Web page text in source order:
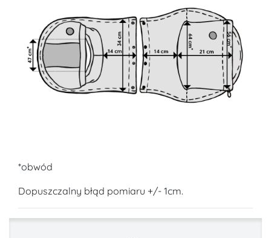
*obwód
Dopuszczalny błąd pomiaru +/- 1cm.